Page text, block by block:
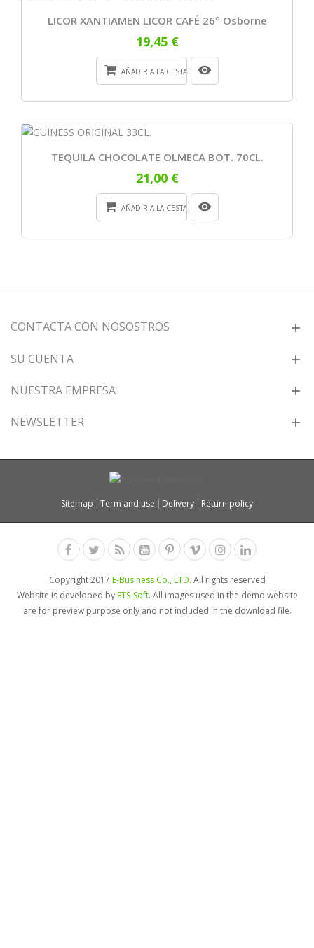
LICOR XANTIAMEN LICOR CAFÉ 26º Osborne
19,45 €
AÑADIR A LA CESTA
TEQUILA CHOCOLATE OLMECA BOT. 70CL.
21,00 €
AÑADIR A LA CESTA
CONTACTA CON NOSOSTROS
SU CUENTA
NUESTRA EMPRESA
NEWSLETTER
Sitemap Term and use Delivery Return policy
Copyright 2017 E-Business Co., LTD. All rights reserved
Website is developed byETS-Soft. All images used in the demo website
are for preview purpose only and not included in the download file.